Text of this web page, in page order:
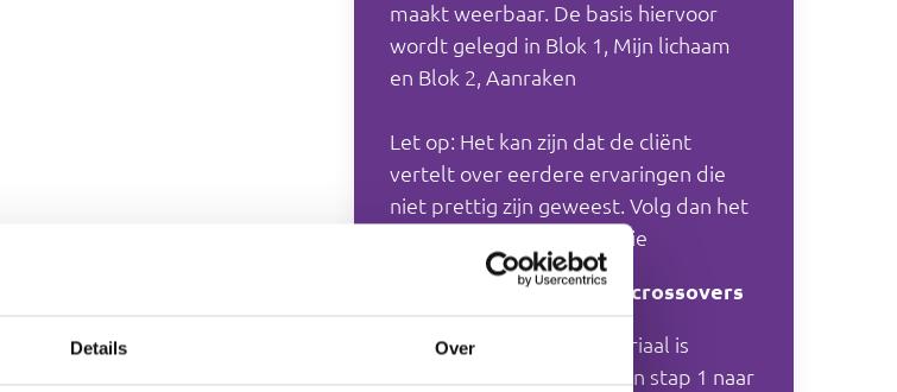
Details Over
maakt weerbaar. De basis hiervoor
wordt gelegd in Blok 1, Mijn lichaam
en Blok 2, Aanraken
Let op: Het kan zijn dat de cliënt
vertelt over eerdere ervaringen die
niet prettig zijn geweest. Volg dan het
protocol van de organisatie
Hoe bouw je het op? en crossovers
De opbouw van het materiaal is
chronologisch: je werkt van stap 1 naar